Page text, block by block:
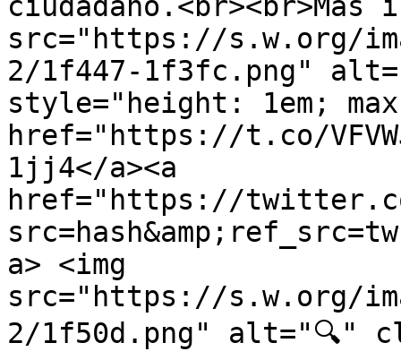
src="https://s.w.org/
2/1f447-1f3fc.png"
style="height: 1em;
href="https://t.co/
1jj4</a><a
href="https://
a> <img
src="https://s.w.org/
2/1f50d.png" alt="🔍"